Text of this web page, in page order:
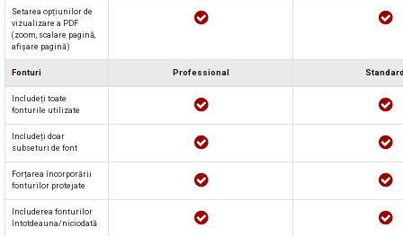
Setarea opțiunilor de
vizualizare a PDF
(zoom, scalare pagină,
afișare pagină)
Fonturi Professional
Includeți toate
fonturile utilizate
Includeți doar
subseturi de font
Forțarea încorporării
fonturilor protejate
Includerea fonturilor
întotdeauna/niciodată